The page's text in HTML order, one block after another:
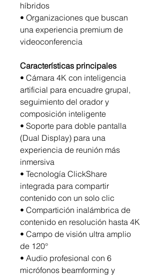
híbridos
• Organizaciones que buscan
una experiencia premium de
videoconferencia
Características principales
• Cámara 4K con inteligencia
artificial para encuadre grupal,
seguimiento del orador y
composición inteligente
• Soporte para doble pantalla
(Dual Display) para una
experiencia de reunión más
inmersiva
• Tecnología ClickShare
integrada para compartir
contenido con un solo clic
• Compartición inalámbrica de
contenido en resolución hasta 4K
• Campo de visión ultra amplio
de 120°
• Audio profesional con 6
micrófonos beamforming y